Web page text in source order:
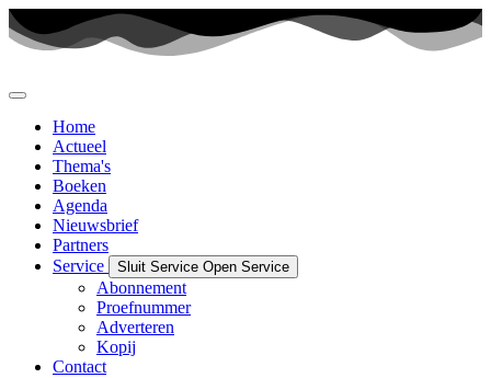
Ga
naar
Home
Actueel
Thema's
Boeken
Agenda
Nieuwsbrief
Partners
Service
Sluit Service Open Service
Abonnement
Proefnummer
Adverteren
Kopij
Contact